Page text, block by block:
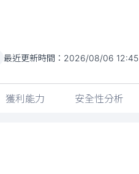
最近更新時間： 2026/08/06 12:45
獲利能力 安全性分析